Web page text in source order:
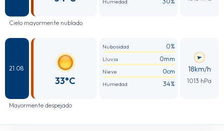
Humedad
Cielo mayormente nublado
21.08
33°C
Nubosidad 0%
Lluvia 0mm
Nieve 0cm
Humedad 34%
18km/h
1013 hPa
Mayormente despejado